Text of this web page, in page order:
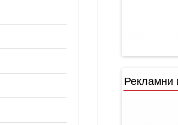
Рекламни